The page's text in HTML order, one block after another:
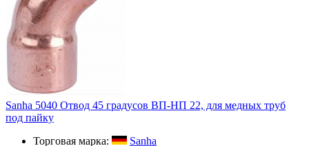
Sanha 5040 Отвод 45 градусов ВП-НП 22, для медных труб
под пайку
Торговая марка:
Sanha